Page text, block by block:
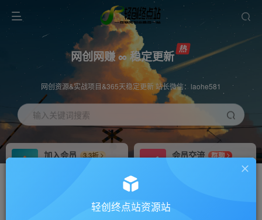
网创网赚 ∞ 稳定更新
网创资源&实战项目&365天稳定更新 站长微信：laohe581
输入关键词搜索
加入会员
3.3折
会员交流
群聊
推广返佣高达70%轻创终点站资源站